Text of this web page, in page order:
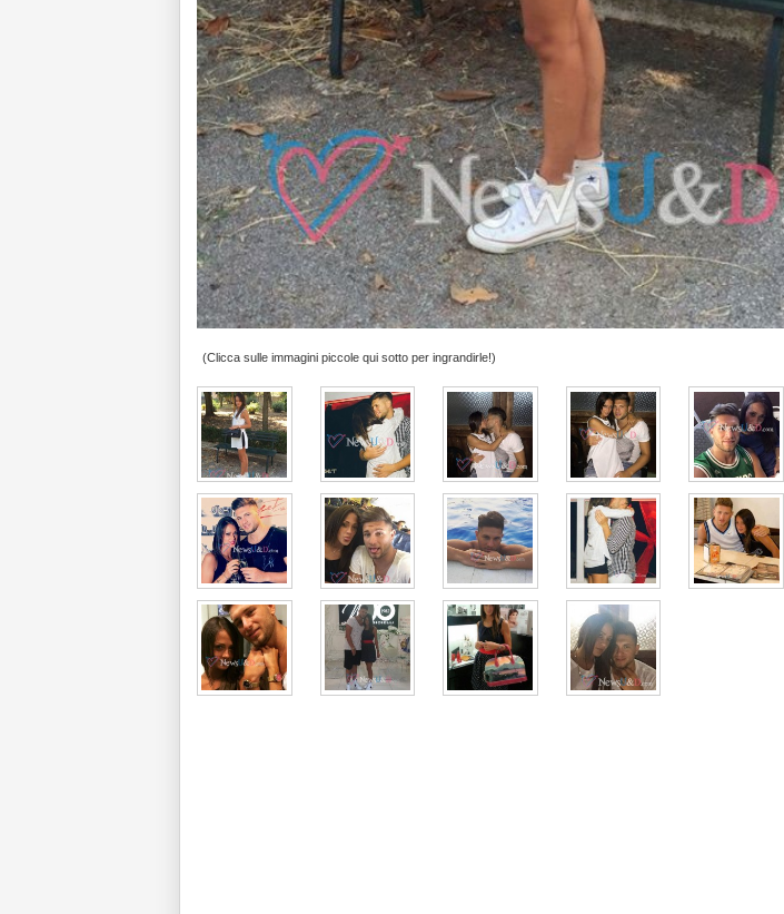
(Clicca sulle immagini piccole qui sotto per ingrandirle!)